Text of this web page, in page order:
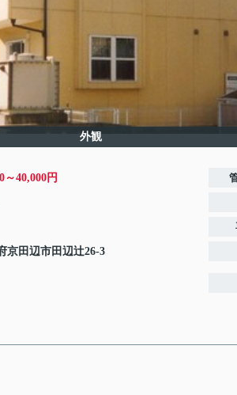
外観
～40,000円
京田辺市田辺辻26-3